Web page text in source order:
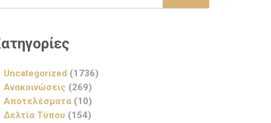
Uncategorized (1736)
Ανακοινώσεις (269)
Αποτελέσματα (10)
Δελτία Τύπου (154)